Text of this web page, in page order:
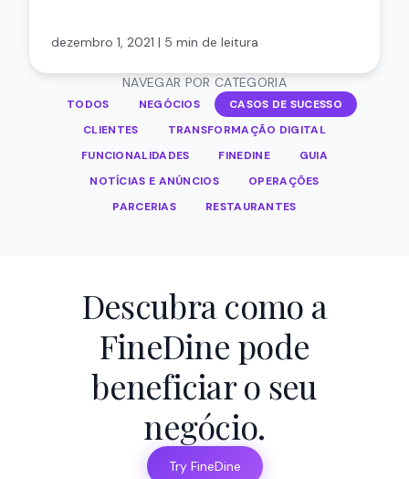
dezembro 1, 2021 | 5 min de leitura
NAVEGAR POR CATEGORIA
TODOS NEGÓCIOS
CASOS DE SUCESSO
CLIENTES
TRANSFORMAÇÃO DIGITAL
FUNCIONALIDADES
FINEDINE
GUIA
NOTÍCIAS E ANÚNCIOS
OPERAÇÕES
PARCERIAS
RESTAURANTES
Descubra como a
FineDine pode
beneficiar o seu
negócio.
Try FineDine